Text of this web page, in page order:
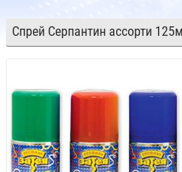
Спрей Серпантин ассорти